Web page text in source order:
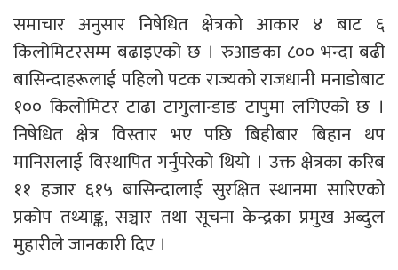
समाचार अनुसार निषेधित क्षेत्रको आकार ४ बाट ६
किलोमिटरसम्म बढाइएको छ । रुआङका ८०० भन्दा बढी
बासिन्दाहरूलाई पहिलो पटक राज्यको राजधानी मनाडोबाट
१०० किलोमिटर टाढा टागुलान्डाङ टापुमा लगिएको छ ।
निषेधित क्षेत्र विस्तार भए पछि बिहीबार बिहान थप
मानिसलाई विस्थापित गर्नुपरेको थियो । उक्त क्षेत्रका करिब
११ हजार ६१५ बासिन्दालाई सुरक्षित स्थानमा सारिएको
प्रकोप तथ्याङ्क, सञ्चार तथा सूचना केन्द्रका प्रमुख अब्दुल
मुहारीले जानकारी दिए ।